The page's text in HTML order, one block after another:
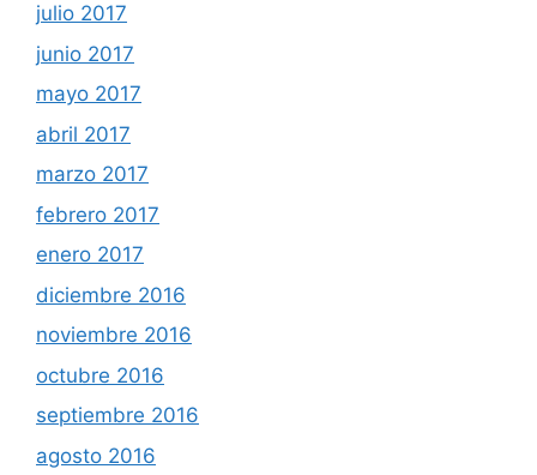
julio 2017
junio 2017
mayo 2017
abril 2017
marzo 2017
febrero 2017
enero 2017
diciembre 2016
noviembre 2016
octubre 2016
septiembre 2016
agosto 2016